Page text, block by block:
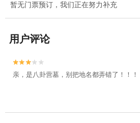
暂无门票预订，我们正在努力补充
用户评论


亲，是八卦营墓，别把地名都弄错了！！！